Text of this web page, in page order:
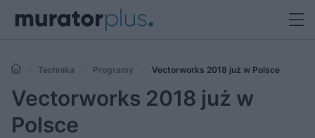
Technika Programy Vectorworks 2018 już w Polsce
Vectorworks 2018 już w
Polsce